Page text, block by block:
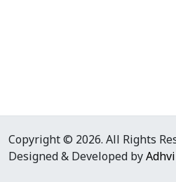
Copyright © 2026. All Rights
Designed & Developed by